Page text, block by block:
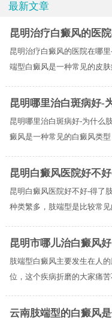
最新文章
昆明治疗白癜风的医
昆明治疗白癜风的医院在哪
端型白癜风是一种常见的皮
昆明哪里治白斑病好-
昆明哪里治白斑病好-为什么
癜风是一种常见的白癜风类
昆明白癜风医院好不
昆明白癜风医院好不好-得了
种类繁多，肢端型是比较常
昆明市哪儿治白癜风
肢端型白癜风主要发生在人
位，这个疾病折磨的大家痛苦
云南肢端型的白癜风